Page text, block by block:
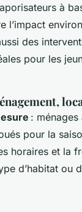
à
des
pour les
:
pour la
horaires et la
d’habitat ou